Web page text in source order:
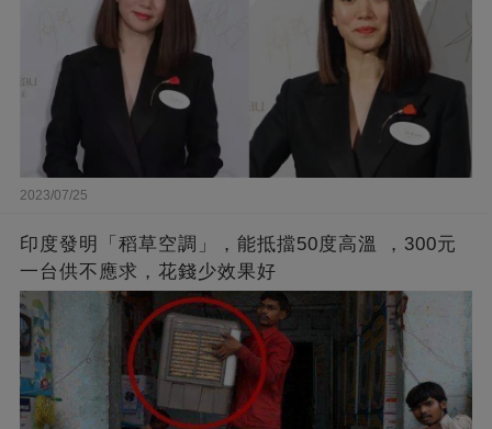
2023/07/25
印度發明「稻草空調」，能抵擋50度高溫 ，300元
一台供不應求，花錢少效果好